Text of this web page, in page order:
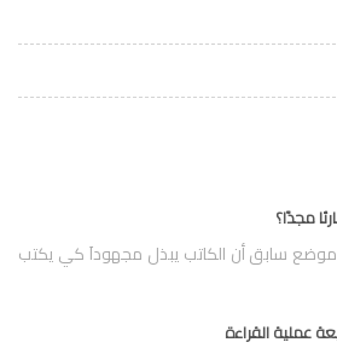
مجدًا؟
سابق أن الكاتب يبذل مجهوداَ كي يكتب
عملية القراءة